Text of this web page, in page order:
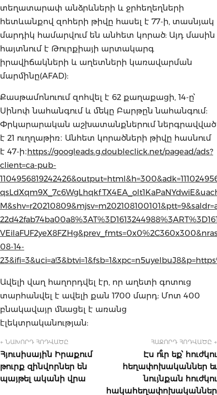
տեղատարափ անձրևների և ջրհեղեղների
հետևանքով զոհերի թիվը հասել է 77-ի, տասնյակ
մարդիկ համարվում են անհետ կորած: Այդ մասին
հայտնում է Թուրքիայի արտակարգ
իրավիճակների և աղետների կառավարման
մարմինը(AFAD):
Քասթամոնուում զոհվել է 62 քաղաքացի, 14-ը՝
Սինոփ նահանգում և մեկը Բարթըն նահանգում:
Փրկարարական աշխատանքներում ներգրավված
է 21 ուղղաթիռ։ Անհետ կորածների թիվը հասնում
է 47-ի։https://googleads.g.doubleclick.net/pagead/ads?
client=ca-pub-
08-14-
Ավելի վաղ հաղորդվել էր, որ աղետի գոտուց
տարհանվել է ավելի քան 1700 մարդ: Մոտ 400
բնակավայր մնացել է առանց
էլեկտրականության:
← ՆԱԽՈՐԴ ՀՈԴՎԱԾԸ
Հյուսիսային Իրաքում
թուրք զինվորներ են
պայթել ականի վրա
ՀԱՋՈՐԴ ՀՈԴՎԱԾԸ →
Էս ո՞ւր եք՝ հուժկու
հեղափոխականներ եւ
նույնքան հուժկու
հակահեղափոխականներ